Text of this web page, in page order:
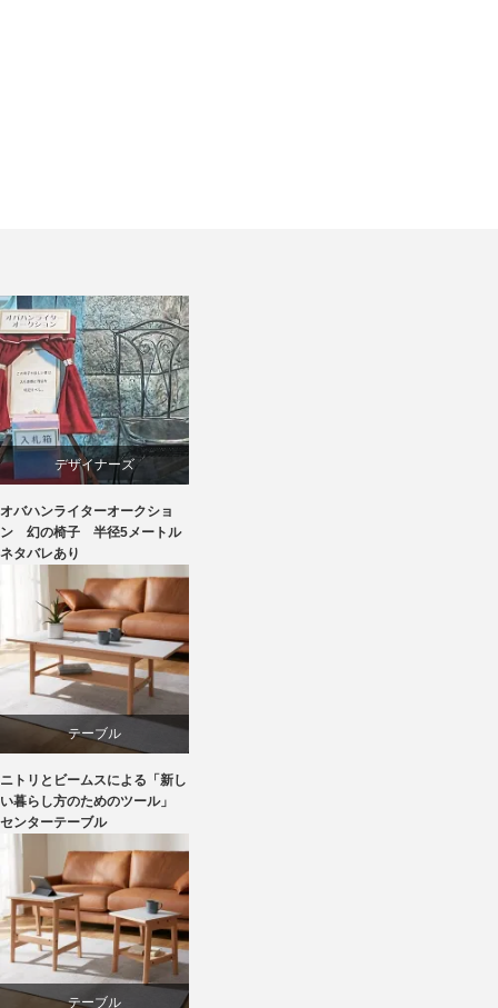
デザイナーズ
マーケティング
家具
椅子
オバハンライターオークショ
ン 幻の椅子 半径5メートル
ネタバレあり
テーブル
ニトリ
ビーチ
ライフスタイル
家具
ニトリとビームスによる「新し
い暮らし方のためのツール」
センターテーブル
テーブル